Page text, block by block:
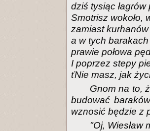
dziś tysiąc
Smotrisz wokoło,
zamiast
a w tych
prawie połowa
I poprzez stepy
ťNie masz, jak
Gnom na to,
budować
wznosić będzie z
"Oj, Wiesław